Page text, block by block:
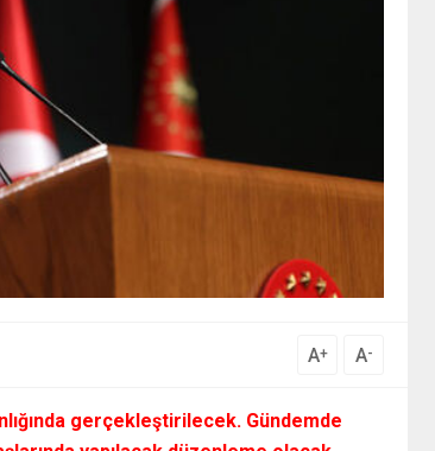
A+ A-
gerçekleştirilecek. Gündemde